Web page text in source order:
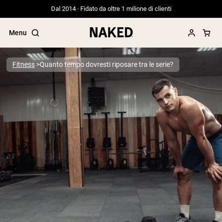
Dal 2014 · Fidato da oltre 1 milione di clienti
Menu
Termini di ricerca popolari
”Protein Powder“
”Overnight Oats“
”Vegan protein“
”Collagen“
”Micellar Casein“
PROTEIN POWDERS
Proteina di piselli
Proteine del Siero di Latte da
Allevamento al Pascolo
Fitness Quanto tempo dovresti riposare tra le serie?